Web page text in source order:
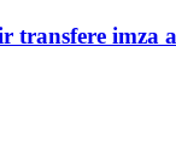
transfere imza